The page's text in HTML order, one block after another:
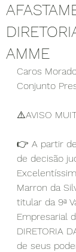
AMME
Caros
Conjunto
⚠️AVISO
👉 A partir
de decisão
Marron da
titular da 9ª
Empresarial
DIRETORIA
de seus